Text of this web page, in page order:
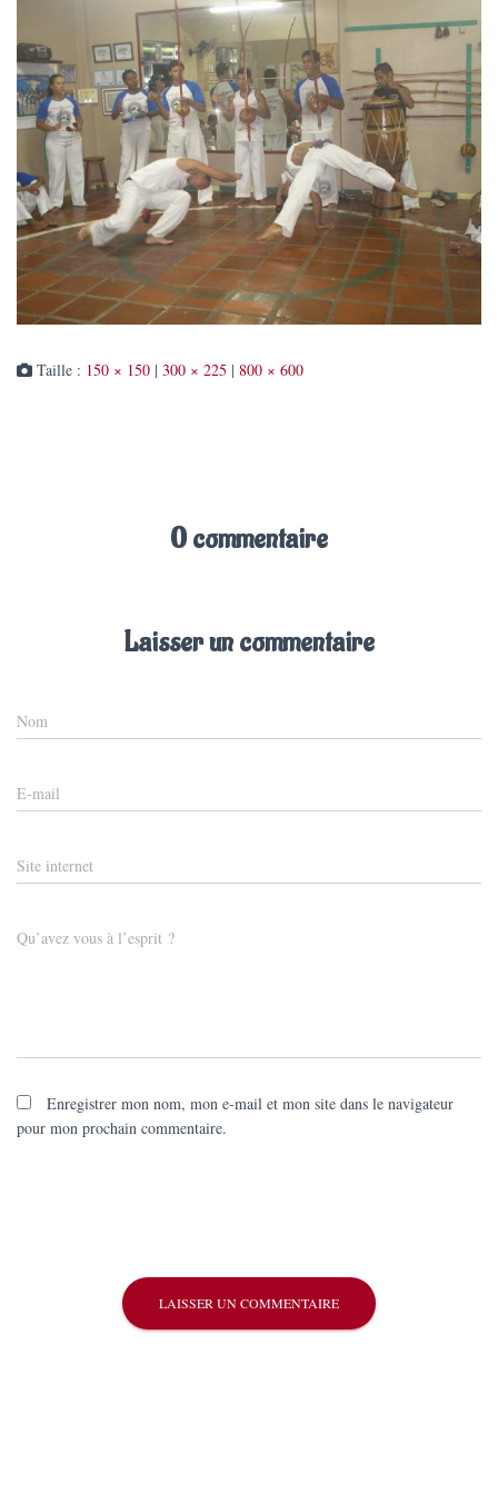
Taille : 150 × 150 | 300 × 225 | 800 × 600
0 commentaire
Laisser un commentaire
Nom
E-mail
Site internet
Qu’avez vous à l’esprit ?
Enregistrer mon nom, mon e-mail et mon site dans le navigateur
pour mon prochain commentaire.